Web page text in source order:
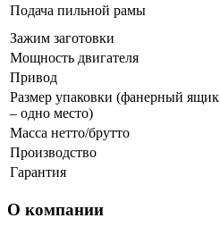
Подача пильной рамы
Зажим заготовки
Мощность двигателя
Привод
Размер упаковки (фанерный ящик
– одно место)
Масса нетто/брутто
Производство
Гарантия
О компании